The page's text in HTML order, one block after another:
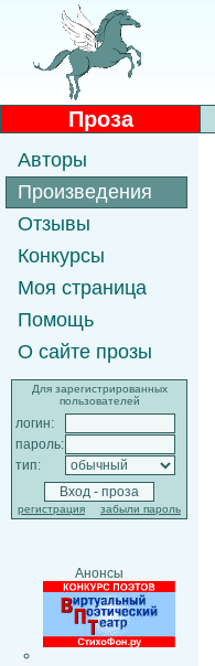
Проза
Авторы
Произведения
Отзывы
Конкурсы
Моя страница
Помощь
О сайте прозы
Для зарегистрированных
пользователей
логин:
пароль:
тип:
регистрация забыли пароль
Анонсы